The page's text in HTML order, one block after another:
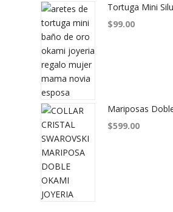
Tortuga Mini
$99.00
Mariposas
$599.00